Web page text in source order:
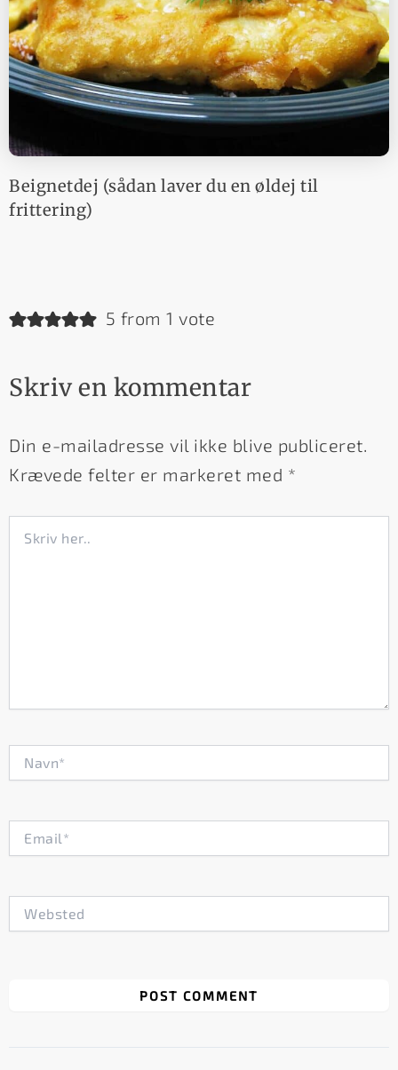
Beignetdej (sådan laver du en øldej til
frittering)
5 from 1 vote
Skriv en kommentar
Din e-mailadresse vil ikke blive publiceret.
Krævede felter er markeret med *
her..